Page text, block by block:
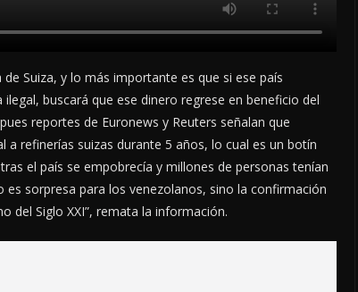
Suiza, y lo más importante es que si ese país
buscará que ese dinero regrese en beneficio del
reportes de Euronews y Reuters señalan que
refinerías suizas durante 5 años, lo cual es un botín
el país se empobrecía y millones de personas tenían
sorpresa para los venezolanos, sino la confirmación
del Siglo XXI”, remata la información.